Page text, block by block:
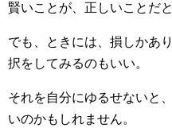
賢いことが、正しいことだ
でも、ときには、損しかあ
択をしてみるのもいい。
それを自分にゆるせないと、
いのかもしれません。